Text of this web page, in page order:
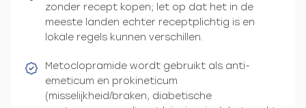
zonder recept kopen; let op dat het in de
meeste landen echter receptplichtig is en
lokale regels kunnen verschillen.
Metoclopramide wordt gebruikt als anti-
emeticum en prokineticum
(misselijkheid/braken, diabetische